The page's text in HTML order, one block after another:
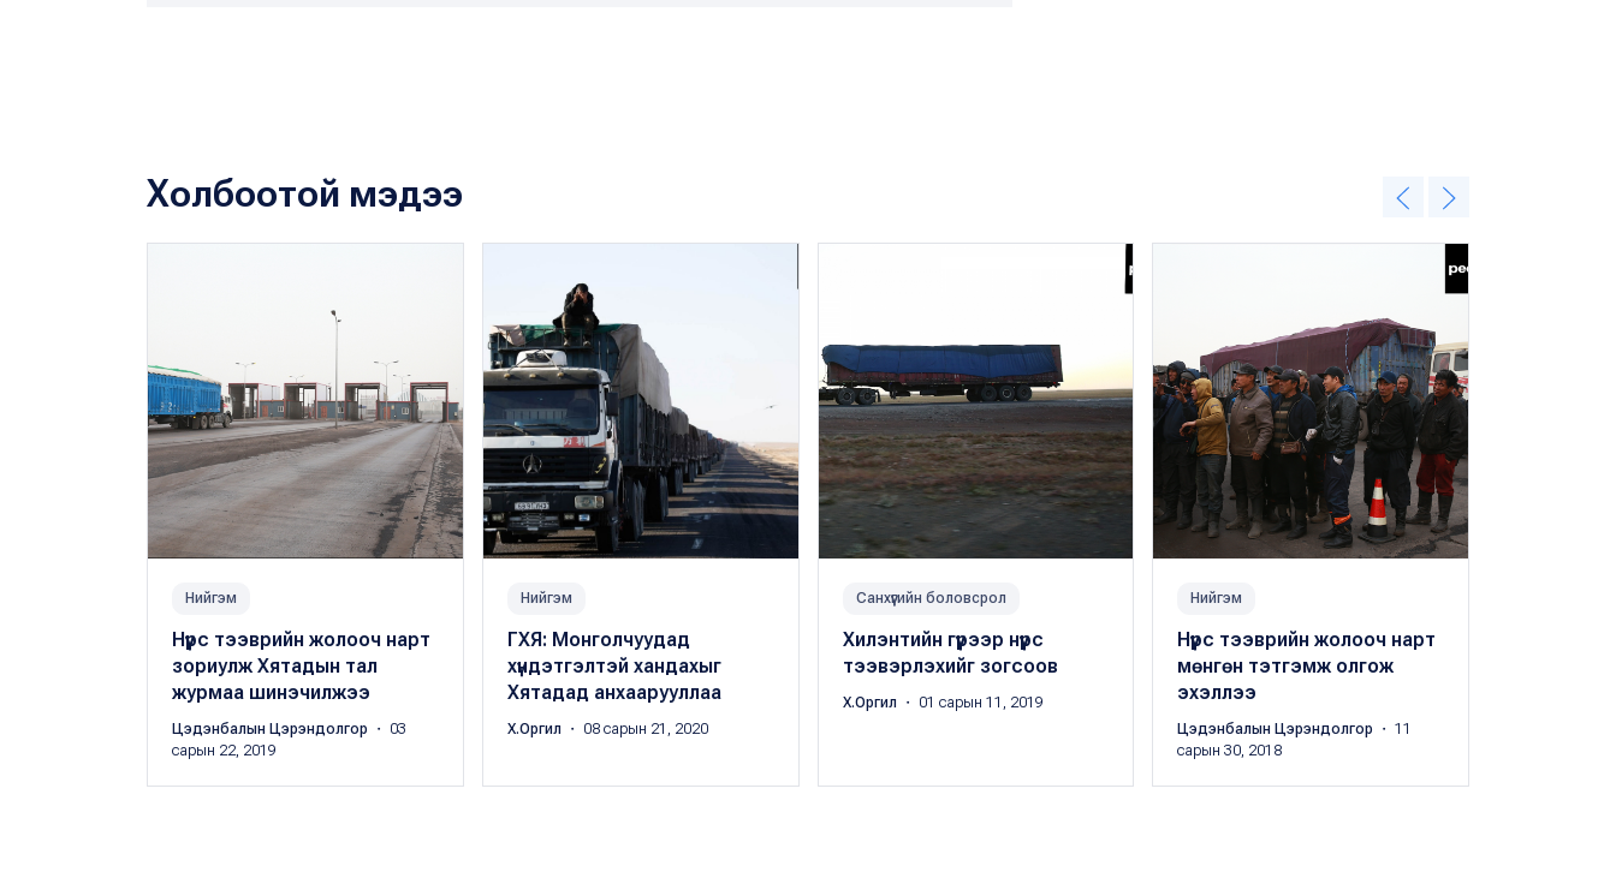
Холбоотой мэдээ
Нийгэм
Нүүрс тээврийн жолооч нарт
зориулж Хятадын тал
журмаа шинэчилжээ
Цэдэнбалын Цэрэндолгор
・ 03
сарын 22, 2019
Нийгэм
ГХЯ: Монголчуудад
хүндэтгэлтэй хандахыг
Хятадад анхаарууллаа
Х.Оргил ・ 08 сарын 21, 2020
Санхүүгийн боловсрол
Хилэнтийн гүүрээр нүүрс
тээвэрлэхийг зогсоов
Х.Оргил ・ 01 сарын 11, 2019
Нийгэм
Нүүрс тээврийн жолооч нарт
мөнгөн тэтгэмж олгож
эхэллээ
Цэдэнбалын Цэрэндолгор
・ 11
сарын 30, 2018